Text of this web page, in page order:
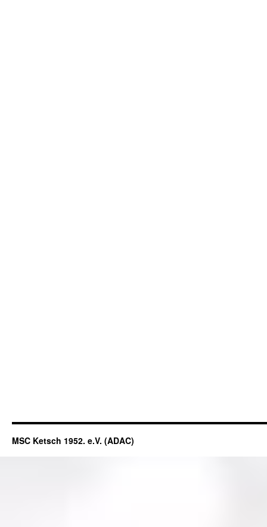
MSC Ketsch 1952. e.V. (ADAC)